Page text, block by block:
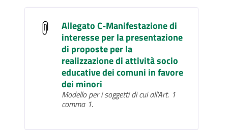
Allegato C-Manifestazione di
interesse per la presentazione
di proposte per la
realizzazione di attività socio
educative dei comuni in favore
dei minori
Modello per i soggetti di cui all'Art. 1
comma 1.